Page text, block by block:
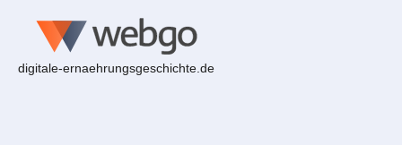
digitale-ernaehrungsgeschichte.de